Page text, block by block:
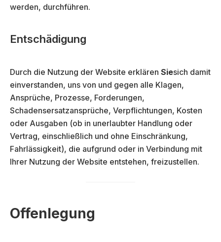
werden, durchführen.
Entschädigung
Durch die Nutzung der Website erklären Siesich damit
einverstanden, uns von und gegen alle Klagen,
Ansprüche, Prozesse, Forderungen,
Schadensersatzansprüche, Verpflichtungen, Kosten
oder Ausgaben (ob in unerlaubter Handlung oder
Vertrag, einschließlich und ohne Einschränkung,
Fahrlässigkeit), die aufgrund oder in Verbindung mit
Ihrer Nutzung der Website entstehen, freizustellen.
Offenlegung